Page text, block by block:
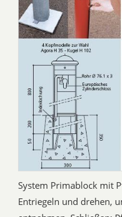
System Primablock mit
Entriegeln und drehen,